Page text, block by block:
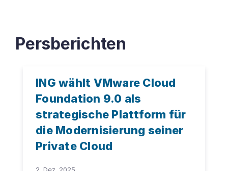
Persberichten
ING wählt VMware Cloud
Foundation 9.0 als
strategische Plattform für
die Modernisierung seiner
Private Cloud